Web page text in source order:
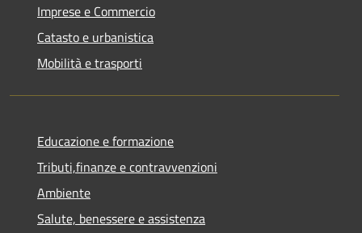
Imprese e Commercio
Catasto e urbanistica
Mobilità e trasporti
Educazione e formazione
Tributi,finanze e contravvenzioni
Ambiente
Salute, benessere e assistenza